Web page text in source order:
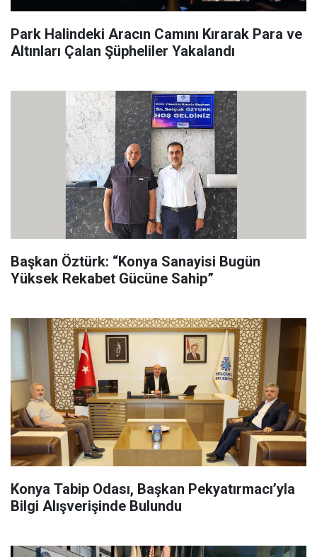
Park Halindeki Aracın Camını Kırarak Para ve
Altınları Çalan Şüpheliler Yakalandı
Başkan Öztürk: “Konya Sanayisi Bugün
Yüksek Rekabet Gücüne Sahip”
Konya Tabip Odası, Başkan Pekyatırmacı’yla
Bilgi Alışverişinde Bulundu